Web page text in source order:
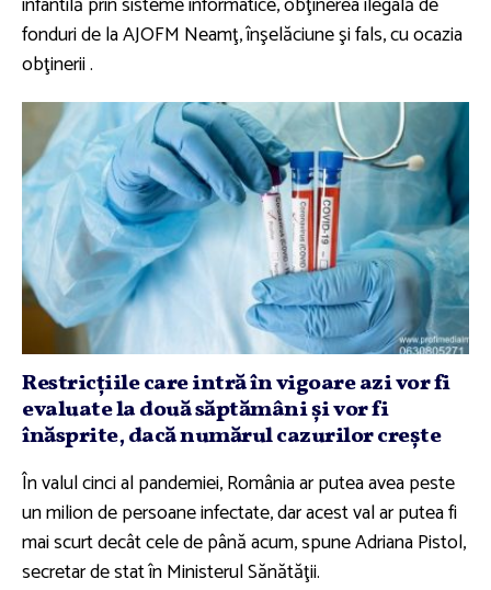
fonduri de la AJOFM Neamţ, înşelăciune şi fals, cu ocazia
obţinerii .
Restricţiile care intră în vigoare azi vor fi
evaluate la două săptămâni şi vor fi
înăsprite, dacă numărul cazurilor creşte
În valul cinci al pandemiei, România ar putea avea peste
un milion de persoane infectate, dar acest val ar putea fi
mai scurt decât cele de până acum, spune Adriana Pistol,
secretar de stat în Ministerul Sănătăţii.